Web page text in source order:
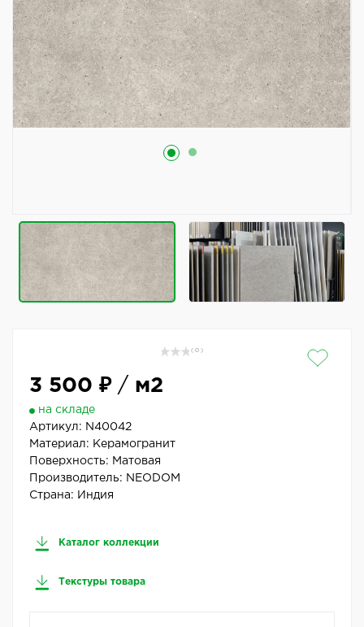
( 0 )
3 500 ₽/ м2
на складе
Артикул: N40042
Материал: Керамогранит
Поверхность: Матовая
Производитель: NEODOM
Страна: Индия
Каталог коллекции
Текстуры товара